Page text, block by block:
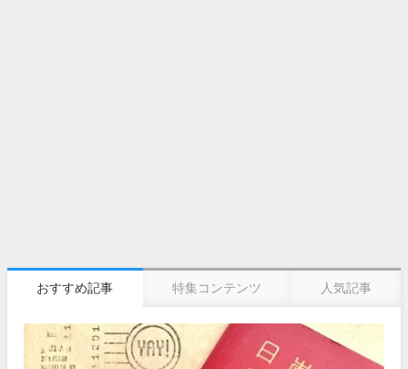
おすすめ記事 特集コンテンツ 人気記事